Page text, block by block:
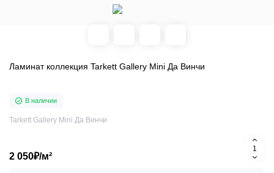
Ламинат коллекция Tarkett Gallery Mini Да Винчи
В наличии
Tarkett Gallery Mini Да Винчи
2 050₽/м²